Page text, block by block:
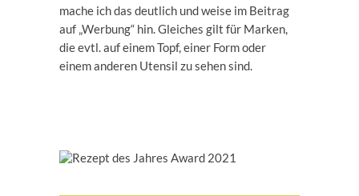
mache ich das deutlich und weise im Beitrag
auf „Werbung“ hin. Gleiches gilt für Marken,
die evtl. auf einem Topf, einer Form oder
einem anderen Utensil zu sehen sind.